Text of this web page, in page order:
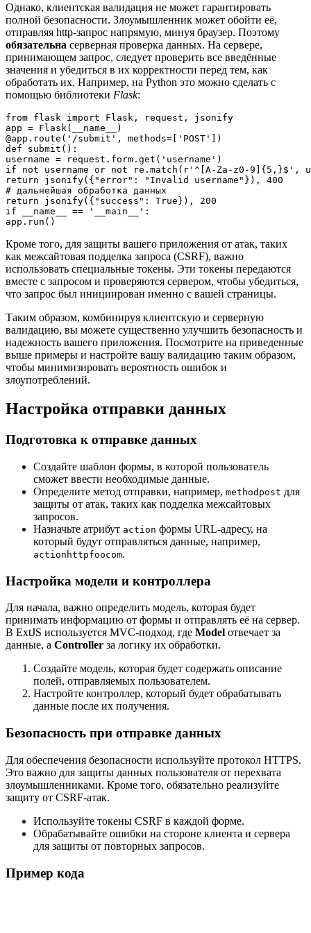
Однако, клиентская валидация не может гарантировать
полной безопасности. Злоумышленник может обойти её,
отправляя http-запрос напрямую, минуя браузер. Поэтому
обязательна серверная проверка данных. На сервере,
принимающем запрос, следует проверить все введённые
значения и убедиться в их корректности перед тем, как
обработать их. Например, на Python это можно сделать с
помощью библиотеки Flask:
from flask import Flask, request, jsonify
app = Flask(__name__)
@app.route('/submit', methods=['POST'])
def submit():
username = request.form.get('username')
if not username or not re.match(r'^[A-Za-z0-9]{5,}$',
return jsonify({"error": "Invalid username"}), 400
# дальнейшая обработка данных
return jsonify({"success": True}), 200
if __name__ == '__main__':
Кроме того, для защиты вашего приложения от атак, таких
как межсайтовая подделка запроса (CSRF), важно
использовать специальные токены. Эти токены передаются
вместе с запросом и проверяются сервером, чтобы убедиться,
что запрос был инициирован именно с вашей страницы.
Таким образом, комбинируя клиентскую и серверную
валидацию, вы можете существенно улучшить безопасность и
надежность вашего приложения. Посмотрите на приведенные
выше примеры и настройте вашу валидацию таким образом,
чтобы минимизировать вероятность ошибок и
злоупотреблений.
Настройка отправки данных
Подготовка к отправке данных
Создайте шаблон формы, в которой пользователь
сможет ввести необходимые данные.
Определите метод отправки, например, methodpost для
защиты от атак, таких как подделка межсайтовых
запросов.
Назначьте атрибут action формы URL-адресу, на
который будут отправляться данные, например,
actionhttpfoocom.
Настройка модели и контроллера
Для начала, важно определить модель, которая будет
принимать информацию от формы и отправлять её на сервер.
В ExtJS используется MVC-подход, где Model отвечает за
данные, а Controller за логику их обработки.
Создайте модель, которая будет содержать описание
полей, отправляемых пользователем.
Настройте контроллер, который будет обрабатывать
данные после их получения.
Безопасность при отправке данных
Для обеспечения безопасности используйте протокол HTTPS.
Это важно для защиты данных пользователя от перехвата
злоумышленниками. Кроме того, обязательно реализуйте
защиту от CSRF-атак.
Используйте токены CSRF в каждой форме.
Обрабатывайте ошибки на стороне клиента и сервера
для защиты от повторных запросов.
Пример кода